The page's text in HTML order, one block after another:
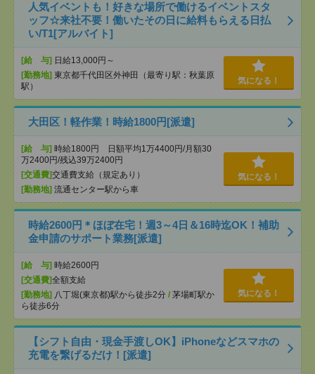
人気イベントも！好きな場所で働けるイベントスタ
ッフ☆来社不要！働いたその日に給料もらえる日払
い/T1[アルバイト]
[給 与] 日給13,000円～
[勤務地] 東京都千代田区外神田（最寄り駅：秋葉原
駅）
気になる！
大田区！軽作業！時給1800円[派遣]
[給 与] 時給1800円 日額平均1万4400円/月額30
万2400円/残込39万2400円
[交通費]交通費支給（規定あり）
[勤務地] 流通センター駅から車
気になる！
時給2600円＊ほぼ在宅！週3～4日＆16時迄OK！補助
金申請のサポート業務[派遣]
[給 与] 時給2600円
[交通費]全額支給
[勤務地] 八丁堀(東京都)駅から徒歩2分 / 茅場町駅か
ら徒歩6分
気になる！
【シフト自由・現金手渡しOK】iPhoneなどスマホの
充電を繋げるだけ！[派遣]